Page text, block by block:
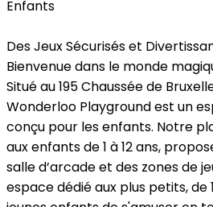
Enfants
Des Jeux Sécurisés et
Bienvenue dans le monde
Situé au 195 Chaussée de
Wonderloo Playground est un
conçu pour les enfants. Notre
aux enfants de 1 à 12 ans,
salle d’arcade et des zones de
espace dédié aux plus petits, de